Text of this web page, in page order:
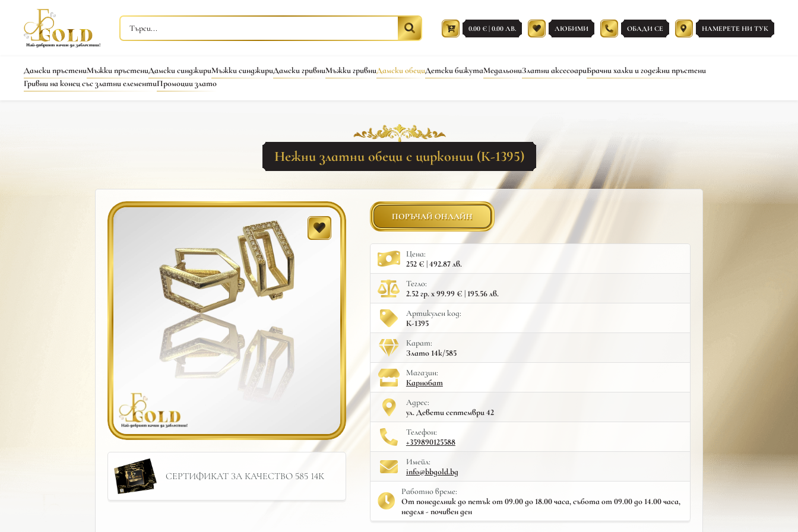
0.00 € | 0.00 ЛВ. ЛЮБИМИ ОБАДИ СЕ НАМЕРЕТЕ НИ ТУК
Дамски пръстениМъжки пръстениДамски синджириМъжки синджириДамски гривниМъжки гривниДамски обециДетски бижутаМедальониЗлатни аксесоариБрачни халки и годежни пръстени
Гривни на конец със златни елементиПромоции злато
Нежни златни обеци с цирконии (К-1395)
СЕРТИФИКАТ ЗА КАЧЕСТВО 585 14К
ПОРЪЧАЙ ОНЛАЙН
Цена:
252 € | 492.87 лв.
Тегло:
2.52 гр. x 99.99 € | 195.56 лв.
Артикулен код:
К-1395
Карат:
Злато 14к/585
Mагазин:
Карнобат
Адрес:
ул. Девети септември 42
Телефон:
+359890125588
Имейл:
info@bbgold.bg
Работно време:
От понеделник до петък от 09.00 до 18.00 часа, събота от 09.00 до 14.00 часа,
неделя - почивен ден